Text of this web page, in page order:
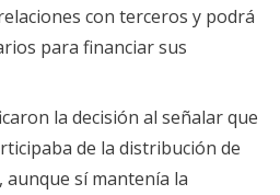
con terceros y podrá
para financiar sus
la decisión al señalar que
de la distribución de
aunque sí mantenía la